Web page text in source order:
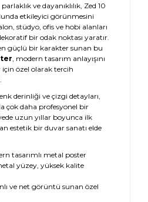
ve dayanıklılık, Zed 10
etkileyici görünmesini
stüdyo, ofis ve hobi alanları
bir odak noktası yaratır.
güçlü bir karakter sunan bu
, modern tasarım anlayışını
için özel olarak tercih
derinliği ve çizgi detayları,
çok daha profesyonel bir
uzun yıllar boyunca ilk
estetik bir duvar sanatı elde
tasarımlı metal poster
yüzey, yüksek kalite
ve net görüntü sunan özel